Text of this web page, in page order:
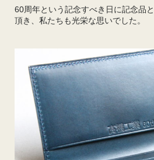
60周年という記念すべき日に記念品
頂き、私たちも光栄な思いでした。